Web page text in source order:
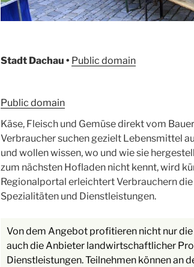
Stadt Dachau • Public domain
Public domain
Käse, Fleisch und Gemüse direkt vom
Verbraucher suchen gezielt Lebensmittel
und wollen wissen, wo und wie sie
zum nächsten Hofladen nicht kennt, wird
Regionalportal erleichtert Verbrauchern
Spezialitäten und Dienstleistungen.
Von dem Angebot profitieren nicht nur
auch die Anbieter landwirtschaftlicher
Dienstleistungen. Teilnehmen können an